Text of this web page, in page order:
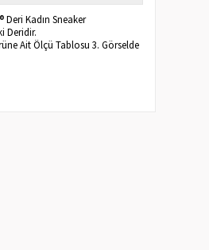
Deri Kadın Sneaker
Deridir.
Ait Ölçü Tablosu 3. Görselde